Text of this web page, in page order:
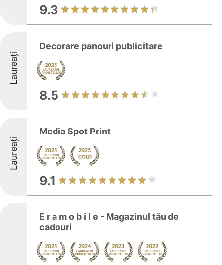
9.3
Laureați
Decorare panouri publicitare
8.5
Laureați
Media Spot Print
9.1
E r a m o b i l e - Magazinul tău de
cadouri